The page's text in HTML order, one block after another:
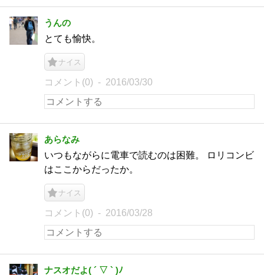
うんの
とても愉快。
ナイス
コメント(0) 2016/03/30
あらなみ
いつもながらに電車で読むのは困難。 ロリコンビ
はここからだったか。
ナイス
コメント(0) 2016/03/28
ナスオだよ( ´ ▽ ` )ﾉ